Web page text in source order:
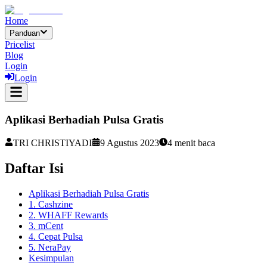
Home
Panduan
Pricelist
Blog
Login
Login
Aplikasi Berhadiah Pulsa Gratis
TRI CHRISTIYADI 9 Agustus 2023 4 menit baca
Daftar Isi
Aplikasi Berhadiah Pulsa Gratis
1. Cashzine
2. WHAFF Rewards
3. mCent
4. Cepat Pulsa
5. NeraPay
Kesimpulan